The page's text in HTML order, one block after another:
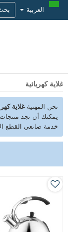
العربية
غلاية كهربائية
نحن المهنية غلاية
يمكنك أن تجد
خدمة صانعي القطع